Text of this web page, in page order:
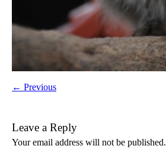
← Previous
Leave a Reply
Your email address will not be published.